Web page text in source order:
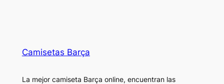
Camisetas Barça
La mejor camiseta Barça online, encuentran las